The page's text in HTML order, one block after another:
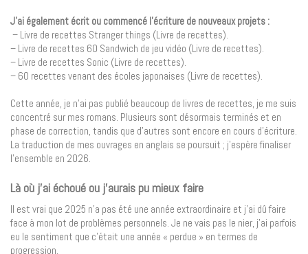
J’ai également écrit ou commencé l’écriture de nouveaux projets :
– Livre de recettes Stranger things (Livre de recettes).
– Livre de recettes 60 Sandwich de jeu vidéo (Livre de recettes).
– Livre de recettes Sonic (Livre de recettes).
– 60 recettes venant des écoles japonaises (Livre de recettes).
Cette année, je n’ai pas publié beaucoup de livres de recettes, je me suis
concentré sur mes romans. Plusieurs sont désormais terminés et en
phase de correction, tandis que d’autres sont encore en cours d’écriture.
La traduction de mes ouvrages en anglais se poursuit ; j’espère finaliser
l’ensemble en 2026.
Là où j’ai échoué ou j’aurais pu mieux faire
Il est vrai que 2025 n’a pas été une année extraordinaire et j’ai dû faire
face à mon lot de problèmes personnels. Je ne vais pas le nier, j’ai parfois
eu le sentiment que c’était une année « perdue » en termes de
progression.